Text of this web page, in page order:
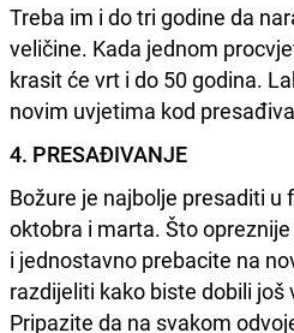
Treba im i do tri godine da
veličine. Kada jednom
krasit će vrt i do 50 godina.
novim uvjetima kod
4. PRESAĐIVANJE
Božure je najbolje presaditi u
oktobra i marta. Što
i jednostavno prebacite na
razdijeliti kako biste dobili
Pripazite da na svakom